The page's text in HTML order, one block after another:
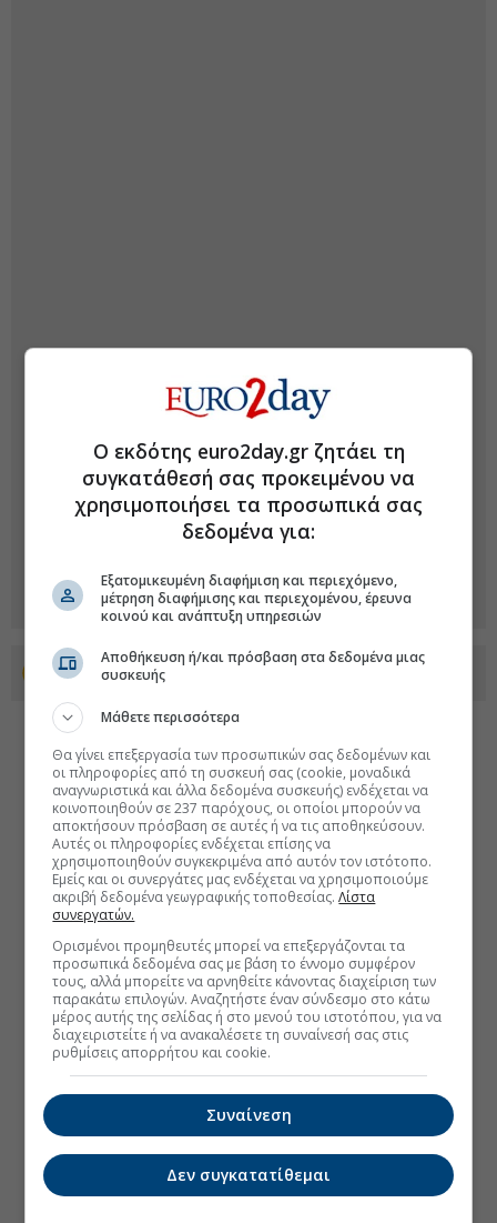
Προσθέστε το euro2day.gr στο Discover
Ο εκδότης euro2day.gr ζητάει τη
συγκατάθεσή σας προκειμένου να
χρησιμοποιήσει τα προσωπικά σας
δεδομένα για:
Εξατομικευμένη διαφήμιση και περιεχόμενο,
μέτρηση διαφήμισης και περιεχομένου, έρευνα
κοινού και ανάπτυξη υπηρεσιών
Αποθήκευση ή/και πρόσβαση στα δεδομένα μιας
συσκευής
Μάθετε περισσότερα
Θα γίνει επεξεργασία των προσωπικών σας δεδομένων και
οι πληροφορίες από τη συσκευή σας (cookie, μοναδικά
αναγνωριστικά και άλλα δεδομένα συσκευής) ενδέχεται να
κοινοποιηθούν σε 237 παρόχους, οι οποίοι μπορούν να
αποκτήσουν πρόσβαση σε αυτές ή να τις αποθηκεύσουν.
Αυτές οι πληροφορίες ενδέχεται επίσης να
χρησιμοποιηθούν συγκεκριμένα από αυτόν τον ιστότοπο.
Εμείς και οι συνεργάτες μας ενδέχεται να χρησιμοποιούμε
ακριβή δεδομένα γεωγραφικής τοποθεσίας.Λίστα
συνεργατών.
Ορισμένοι προμηθευτές μπορεί να επεξεργάζονται τα
προσωπικά δεδομένα σας με βάση το έννομο συμφέρον
τους, αλλά μπορείτε να αρνηθείτε κάνοντας διαχείριση των
παρακάτω επιλογών. Αναζητήστε έναν σύνδεσμο στο κάτω
μέρος αυτής της σελίδας ή στο μενού του ιστοτόπου, για να
διαχειριστείτε ή να ανακαλέσετε τη συναίνεσή σας στις
ρυθμίσεις απορρήτου και cookie.
Συναίνεση
Δεν συγκατατίθεμαι